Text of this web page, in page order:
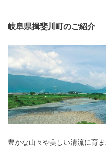
岐阜県揖斐川町のご紹介
豊かな山々や美しい清流に育